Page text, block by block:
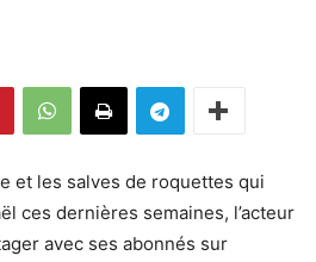
et les salves de roquettes qui
ces dernières semaines, l’acteur
avec ses abonnés sur